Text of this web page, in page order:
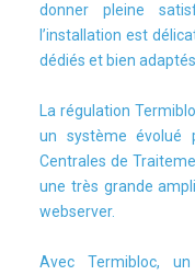
donner pleine
l’installation est
dédiés et bien adaptés
La régulation
un système évolué
Centrales de
une très grande
webserver.
Avec Termibloc,